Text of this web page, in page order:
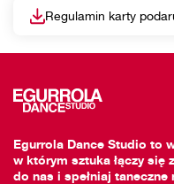
Regulamin karty
Egurrola Dance Studio to
w którym sztuka łączy się
do nas i spełniaj taneczne